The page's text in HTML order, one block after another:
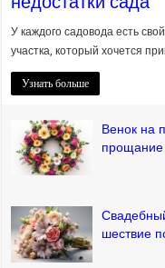
У каждого садовода есть
участка, который хочется
Узнать больше
Венок на
шествие